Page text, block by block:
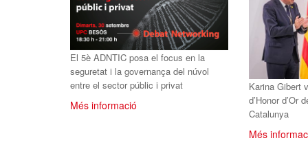
El 5è ADNTIC posa el focus en la
seguretat i la governança del núvol
entre el sector públic i privat
Més informació
Karina Gibert
d’Honor d’Or
Catalunya
Més